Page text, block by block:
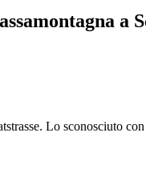
a
Lo sconosciuto